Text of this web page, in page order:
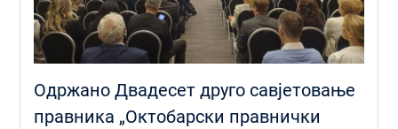
Одржано Двадесет друго савјетовање
правника „Октобарски правнички